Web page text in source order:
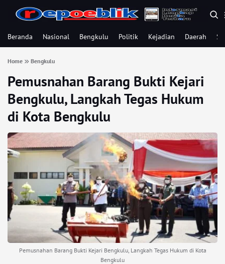
Beranda Nasional Bengkulu Politik Kejadian Daerah
Home Bengkulu
Pemusnahan Barang Bukti Kejari
Bengkulu, Langkah Tegas Hukum
di Kota Bengkulu
Pemusnahan Barang Bukti Kejari Bengkulu, Langkah Tegas Hukum di Kota
Bengkulu